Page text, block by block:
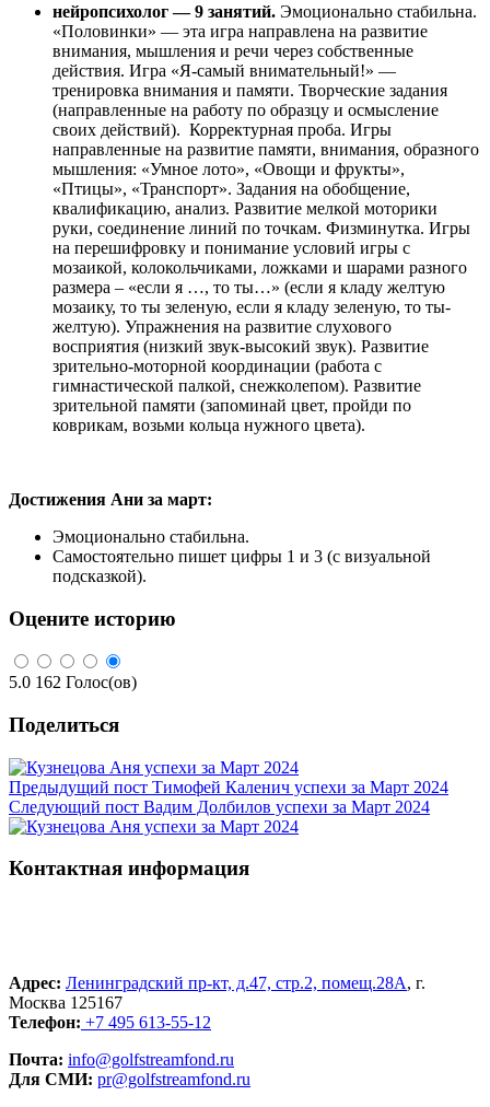
нейропсихолог — 9 занятий. Эмоционально стабильна.
«Половинки» — эта игра направлена на развитие
внимания, мышления и речи через собственные
действия. Игра «Я-самый внимательный!» —
тренировка внимания и памяти. Творческие задания
(направленные на работу по образцу и осмысление
своих действий). Корректурная проба. Игры
направленные на развитие памяти, внимания, образного
мышления: «Умное лото», «Овощи и фрукты»,
«Птицы», «Транспорт». Задания на обобщение,
квалификацию, анализ. Развитие мелкой моторики
руки, соединение линий по точкам. Физминутка. Игры
на перешифровку и понимание условий игры с
мозаикой, колокольчиками, ложками и шарами разного
размера – «если я …, то ты…» (если я кладу желтую
мозаику, то ты зеленую, если я кладу зеленую, то ты-
желтую). Упражнения на развитие слухового
восприятия (низкий звук-высокий звук). Развитие
зрительно-моторной координации (работа с
гимнастической палкой, снежколепом). Развитие
зрительной памяти (запоминай цвет, пройди по
коврикам, возьми кольца нужного цвета).
Достижения Ани за март:
Эмоционально стабильна.
Самостоятельно пишет цифры 1 и 3 (с визуальной
подсказкой).
Оцените историю
5.0 162 Голос(ов)
Поделиться
Предыдущий пост Тимофей Каленич успехи за Март 2024
Следующий пост Вадим Долбилов успехи за Март 2024
Контактная информация
Адрес: Ленинградский пр-кт, д.47, стр.2, помещ.28А, г.
Москва 125167
Телефон: +7 495 613-55-12
Почта: info@golfstreamfond.ru
Для СМИ: pr@golfstreamfond.ru